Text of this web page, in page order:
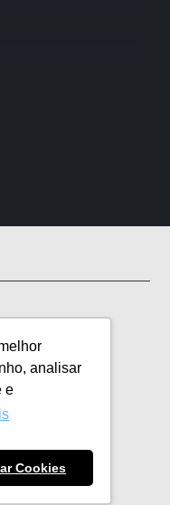
analisar
e
Cookies